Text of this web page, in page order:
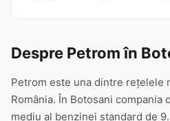
Despre Petrom în
Petrom este una dintre rețelele
România. În Botosani compania
mediu al benzinei standard de